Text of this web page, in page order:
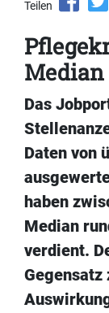
Teilen
Median
Das
Daten von
haben
Median
verdient.
Gegensatz